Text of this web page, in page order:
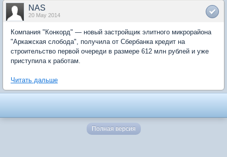
NAS
20 May 2014
Компания "Конкорд" — новый застройщик элитного микрорайона
"Аркажская слобода", получила от Сбербанка кредит на
строительство первой очереди в размере 612 млн рублей и уже
приступила к работам.
Читать дальше
Полная версия